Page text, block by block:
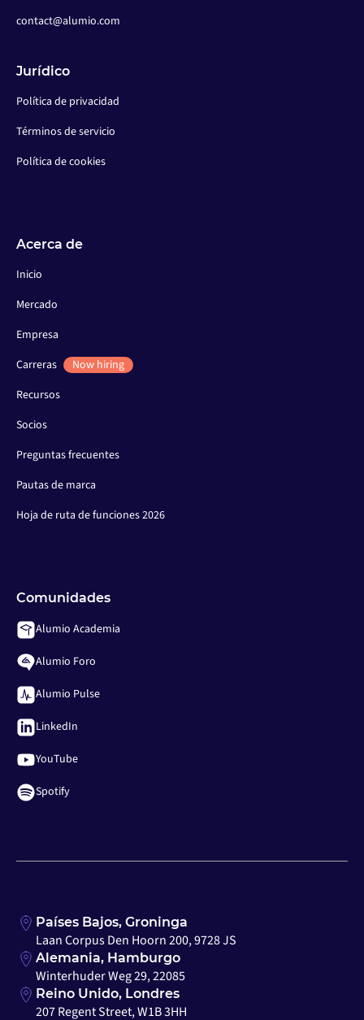
contact@alumio.com
Jurídico
Política de privacidad
Términos de servicio
Política de cookies
Acerca de
Inicio
Mercado
Empresa
Carreras
Now hiring
Recursos
Socios
Preguntas frecuentes
Pautas de marca
Hoja de ruta de funciones 2026
Comunidades
Alumio Academia
Alumio Foro
Alumio Pulse
LinkedIn
YouTube
Spotify
Países Bajos, Groninga
Laan Corpus Den Hoorn 200, 9728 JS
Alemania, Hamburgo
Winterhuder Weg 29, 22085
Reino Unido, Londres
207 Regent Street, W1B 3HH